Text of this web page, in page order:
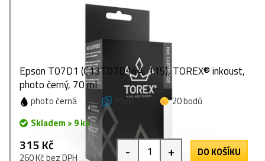
Epson T07D1 (C13T07D14A, 115), TOREX® inkoust,
photo černý, 70 ml
photo černá 70 ml
20 bodů
Skladem > 9 ks
315 Kč
260 Kč bez DPH - + DO KOŠÍKU